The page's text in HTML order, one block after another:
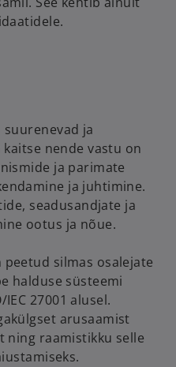
ja
nende vastu on
ja parimate
ja juhtimine.
seadusandjate ja
ootus ja nõue.
silmas osalejate
halduse süsteemi
27001 alusel.
arusaamist
ning raamistikku selle